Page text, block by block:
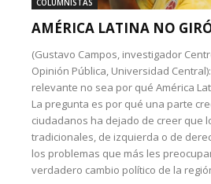
COLUMNISTAS
AMÉRICA LATINA NO
(Gustavo Campos, investigador
Opinión Pública, Universidad
relevante no sea por qué América
La pregunta es por qué una parte
ciudadanos ha dejado de creer que
tradicionales, de izquierda o de
los problemas que más les
verdadero cambio político de la